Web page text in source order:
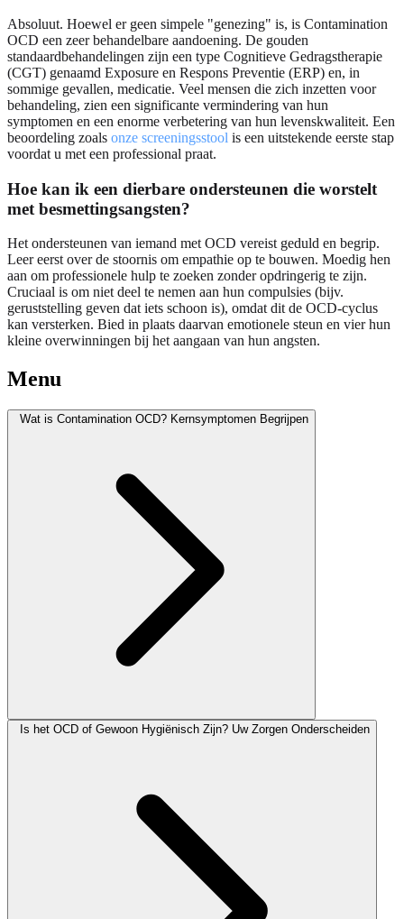
Absoluut. Hoewel er geen simpele "genezing" is, is Contamination
OCD een zeer behandelbare aandoening. De gouden
standaardbehandelingen zijn een type Cognitieve Gedragstherapie
(CGT) genaamd Exposure en Respons Preventie (ERP) en, in
sommige gevallen, medicatie. Veel mensen die zich inzetten voor
behandeling, zien een significante vermindering van hun
symptomen en een enorme verbetering van hun levenskwaliteit. Een
beoordeling zoals onze screeningsstool is een uitstekende eerste stap
voordat u met een professional praat.
Hoe kan ik een dierbare ondersteunen die worstelt
met besmettingsangsten?
Het ondersteunen van iemand met OCD vereist geduld en begrip.
Leer eerst over de stoornis om empathie op te bouwen. Moedig hen
aan om professionele hulp te zoeken zonder opdringerig te zijn.
Cruciaal is om niet deel te nemen aan hun compulsies (bijv.
geruststelling geven dat iets schoon is), omdat dit de OCD-cyclus
kan versterken. Bied in plaats daarvan emotionele steun en vier hun
kleine overwinningen bij het aangaan van hun angsten.
Menu
Wat is Contamination OCD? Kernsymptomen Begrijpen
Is het OCD of Gewoon Hygiënisch Zijn? Uw Zorgen Onderscheiden